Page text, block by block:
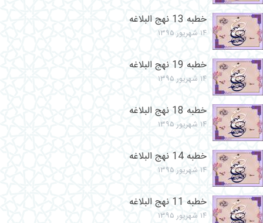
خطبه 13 نهج البلاغه
۱۴ شهریور ۱۳۹۵
خطبه 19 نهج البلاغه
۱۴ شهریور ۱۳۹۵
خطبه 18 نهج البلاغه
۱۴ شهریور ۱۳۹۵
خطبه 14 نهج البلاغه
۱۴ شهریور ۱۳۹۵
خطبه 11 نهج البلاغه
۱۴ شهریور ۱۳۹۵